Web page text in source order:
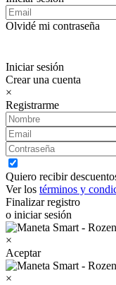
Olvidé mi contraseña
Iniciar sesión
Crear una cuenta
×
Registrarme
Quiero recibir
Ver los términos y
Finalizar registro
o iniciar sesión
×
Aceptar
×